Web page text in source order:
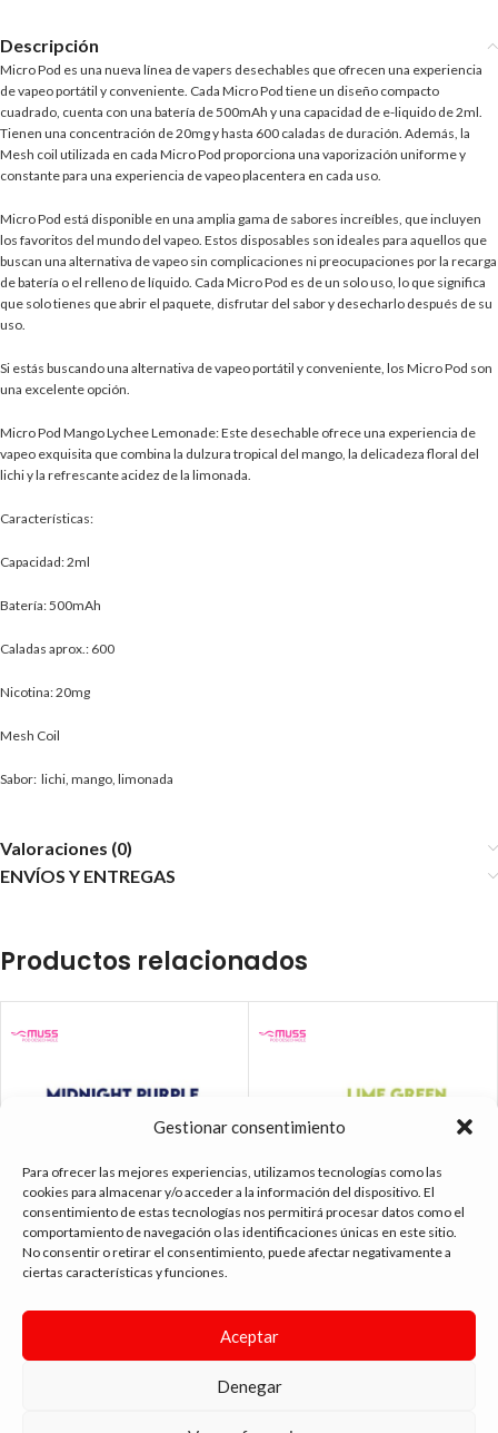
Gestionar consentimiento
Para ofrecer las mejores experiencias, utilizamos tecnologías como las
cookies para almacenar y/o acceder a la información del dispositivo. El
consentimiento de estas tecnologías nos permitirá procesar datos como el
comportamiento de navegación o las identificaciones únicas en este sitio.
No consentir o retirar el consentimiento, puede afectar negativamente a
ciertas características y funciones.
Aceptar
Denegar
Descripción
Micro Pod es una nueva línea de vapers desechables que ofrecen una experiencia
de vapeo portátil y conveniente. Cada Micro Pod tiene un diseño compacto
cuadrado, cuenta con una batería de 500mAh y una capacidad de e-liquido de 2ml.
Tienen una concentración de 20mg y hasta 600 caladas de duración. Además, la
Mesh coil utilizada en cada Micro Pod proporciona una vaporización uniforme y
constante para una experiencia de vapeo placentera en cada uso.
Micro Pod está disponible en una amplia gama de sabores increíbles, que incluyen
los favoritos del mundo del vapeo. Estos disposables son ideales para aquellos que
buscan una alternativa de vapeo sin complicaciones ni preocupaciones por la recarga
de batería o el relleno de líquido. Cada Micro Pod es de un solo uso, lo que significa
que solo tienes que abrir el paquete, disfrutar del sabor y desecharlo después de su
uso.
Si estás buscando una alternativa de vapeo portátil y conveniente, los Micro Pod son
una excelente opción.
Micro Pod Mango Lychee Lemonade: Este desechable ofrece una experiencia de
vapeo exquisita que combina la dulzura tropical del mango, la delicadeza floral del
lichi y la refrescante acidez de la limonada.
Características:
Capacidad: 2ml
Batería: 500mAh
Caladas aprox.: 600
Nicotina: 20mg
Mesh Coil
Sabor: lichi, mango, limonada
Valoraciones (0)
ENVÍOS Y ENTREGAS
Productos relacionados
MUSS MARMOL PRO CHERRY
MUSS MARMOL PRO LEMON LIME